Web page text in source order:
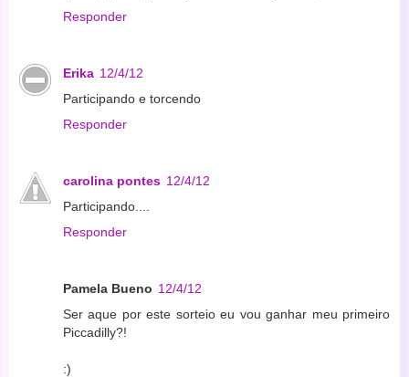
Responder
Erika 12/4/12
Participando e torcendo
Responder
carolina pontes 12/4/12
Participando....
Responder
Pamela Bueno 12/4/12
Ser aque por este sorteio eu vou ganhar meu primeiro
Piccadilly?!
:)